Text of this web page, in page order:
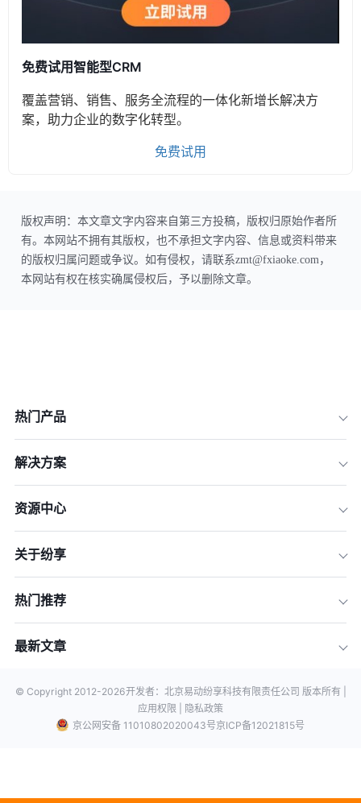
免费试用智能型CRM
覆盖营销、销售、服务全流程的一体化新增长解决方
案，助力企业的数字化转型。
免费试用
版权声明：本文章文字内容来自第三方投稿，版权归原始作者所
有。本网站不拥有其版权，也不承担文字内容、信息或资料带来
的版权归属问题或争议。如有侵权，请联系zmt@fxiaoke.com，
本网站有权在核实确属侵权后，予以删除文章。
热门产品
解决方案
资源中心
关于纷享
热门推荐
最新文章
© Copyright 2012-2026开发者：北京易动纷享科技有限责任公司 版本所有 |
应用权限 |
隐私政策
京公网安备 11010802020043号京ICP备12021815号